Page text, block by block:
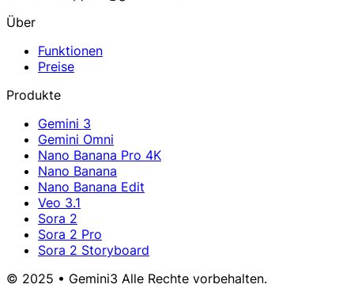
Über
Funktionen
Preise
Produkte
Gemini 3
Gemini Omni
Nano Banana Pro 4K
Nano Banana
Nano Banana Edit
Veo 3.1
Sora 2
Sora 2 Pro
Sora 2 Storyboard
© 2025 • Gemini3 Alle Rechte vorbehalten.